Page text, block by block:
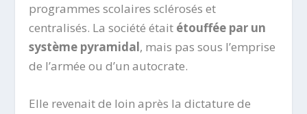
programmes scolaires sclérosés et
centralisés. La société était étouffée par un
système pyramidal, mais pas sous l’emprise
de l’armée ou d’un autocrate.
Elle revenait de loin après la dictature de